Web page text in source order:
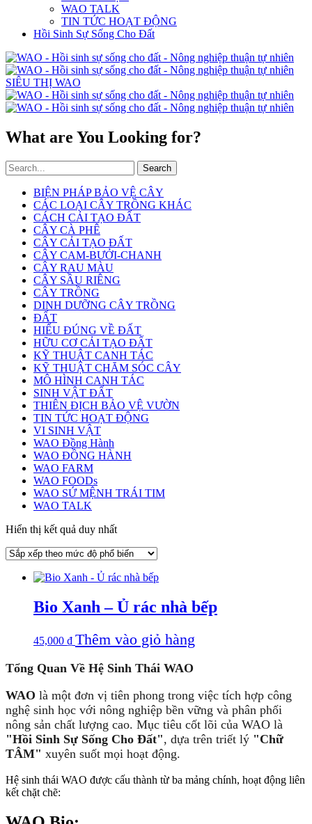
WAO TALK
TIN TỨC HOẠT ĐỘNG
Hồi Sinh Sự Sống Cho Đất
SIÊU THỊ WAO
What are You Looking for?
Search
BIỆN PHÁP BẢO VỆ CÂY
CÁC LOẠI CÂY TRỒNG KHÁC
CÁCH CẢI TẠO ĐẤT
CÂY CÀ PHÊ
CÂY CẢI TẠO ĐẤT
CÂY CAM-BƯỞI-CHANH
CÂY RAU MÀU
CÂY SẦU RIÊNG
CÂY TRỒNG
DINH DƯỠNG CÂY TRỒNG
ĐẤT
HIỂU ĐÚNG VỀ ĐẤT
HỮU CƠ CẢI TẠO ĐẤT
KỸ THUẬT CANH TÁC
KỸ THUẬT CHĂM SÓC CÂY
MÔ HÌNH CANH TÁC
SINH VẬT ĐẤT
THIÊN ĐỊCH BẢO VỆ VƯỜN
TIN TỨC HOẠT ĐỘNG
VI SINH VẬT
WAO Đồng Hành
WAO ĐỒNG HÀNH
WAO FARM
WAO FOODs
WAO SỨ MỆNH TRÁI TIM
WAO TALK
Hiển thị kết quả duy nhất
Bio Xanh – Ủ rác nhà bếp
45,000 ₫ Thêm vào giỏ hàng
Tổng Quan Về Hệ Sinh Thái WAO
WAO là một đơn vị tiên phong trong việc tích hợp công
nghệ sinh học với nông nghiệp bền vững và phân phối
nông sản chất lượng cao. Mục tiêu cốt lõi của WAO là
"Hồi Sinh Sự Sống Cho Đất", dựa trên triết lý "Chữ
TÂM" xuyên suốt mọi hoạt động.
Hệ sinh thái WAO được cấu thành từ ba mảng chính, hoạt động liên
kết chặt chẽ: